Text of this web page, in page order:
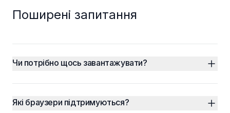
Поширені запитання
Чи потрібно щось завантажувати?
Які браузери підтримуються?